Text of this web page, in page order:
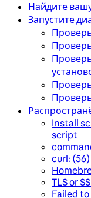
Найдите
Запустите
Install
script
curl:
TLS or
Failed